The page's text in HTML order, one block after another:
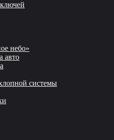
небо»
авто
системы